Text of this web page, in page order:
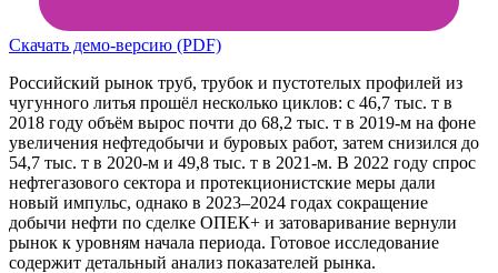
Скачать демо-версию (PDF)
Российский рынок труб, трубок и пустотелых профилей из
чугунного литья прошёл несколько циклов: с 46,7 тыс. т в
2018 году объём вырос почти до 68,2 тыс. т в 2019-м на фоне
увеличения нефтедобычи и буровых работ, затем снизился до
54,7 тыс. т в 2020-м и 49,8 тыс. т в 2021-м. В 2022 году спрос
нефтегазового сектора и протекционистские меры дали
новый импульс, однако в 2023–2024 годах сокращение
добычи нефти по сделке ОПЕК+ и затоваривание вернули
рынок к уровням начала периода. Готовое исследование
содержит детальный анализ показателей рынка.